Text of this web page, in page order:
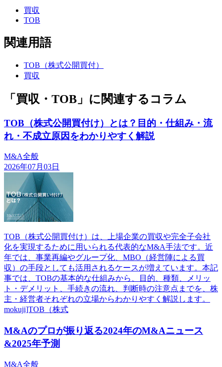
買収
TOB
関連用語
TOB（株式公開買付）
買収
「買収・TOB」に関連するコラム
TOB（株式公開買付け）とは？目的・仕組み・流
れ・不成立原因をわかりやすく解説
M&A全般
2026年07月03日
TOB（株式公開買付け）は、上場企業の買収や完全子会社
化を実現するために用いられる代表的なM&A手法です。近
年では、事業再編やグループ化、MBO（経営陣による買
収）の手段としても活用されるケースが増えています。本記
事では、TOBの基本的な仕組みから、目的、種類、メリッ
ト・デメリット、手続きの流れ、判断時の注意点までを、株
主・経営者それぞれの立場からわかりやすく解説します。
mokuji]TOB（株式
M&Aのプロが振り返る2024年のM&Aニュース
&2025年予測
M&A全般